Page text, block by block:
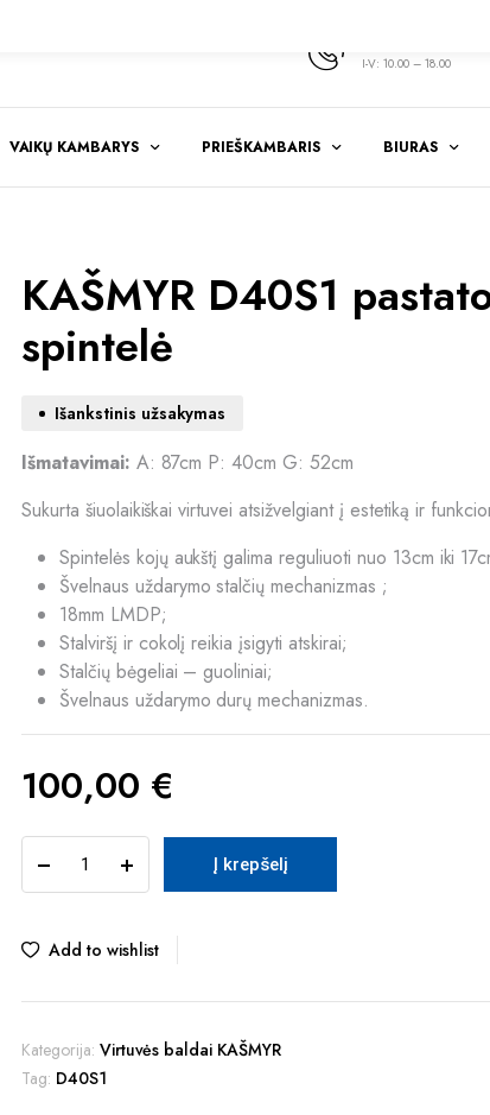
I-V: 10.00 – 18.00
VAIKŲ KAMBARYS PRIEŠKAMBARIS BIURAS
KAŠMYR D40S1
spintelė
Išankstinis užsakymas
Išmatavimai: A: 87cm P: 40cm G: 52cm
Sukurta šiuolaikiškai virtuvei atsižvelgiant į estetiką ir
Spintelės kojų aukštį galima reguliuoti nuo 13cm iki
Švelnaus uždarymo stalčių mechanizmas ;
18mm LMDP;
Stalviršį ir cokolį reikia įsigyti atskirai;
Stalčių bėgeliai – guoliniai;
Švelnaus uždarymo durų mechanizmas.
100,00 €
D40S1
pastatoma
spintelė
Į krepšelį
Add to wishlist
Kategorija: Virtuvės baldai KAŠMYR
Tag: D40S1